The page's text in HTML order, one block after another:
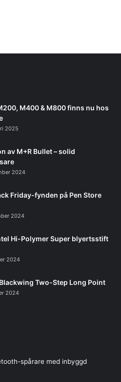
M400 & M800 finns nu hos
2025
av M+R Bullet – solid
2024
Friday-fynden på Pen Store
2024
Hi-Polymer Super blyertsstift
2024
Two-Step Long Point
2024
spårare med inbyggd